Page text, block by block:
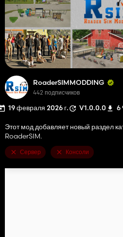
RoaderSIMMODDING
442 подписчиков
19 февраля 2026 г. V1.0.0.0 6
Этот мод добавляет новый раздел
RoaderSIM.
Сервер Консоли